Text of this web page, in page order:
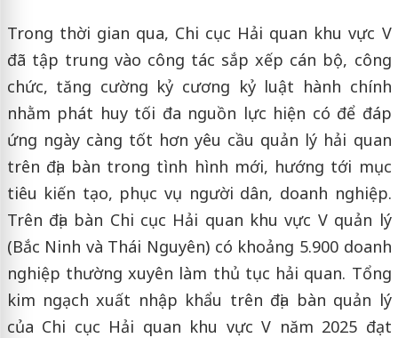
Trong thời gian qua, Chi cục Hải quan khu vực V
đã tập trung vào công tác sắp xếp cán bộ, công
chức, tăng cường kỷ cương kỷ luật hành chính
nhằm phát huy tối đa nguồn lực hiện có để đáp
ứng ngày càng tốt hơn yêu cầu quản lý hải quan
trên địa bàn trong tình hình mới, hướng tới mục
tiêu kiến tạo, phục vụ người dân, doanh nghiệp.
Trên địa bàn Chi cục Hải quan khu vực V quản lý
(Bắc Ninh và Thái Nguyên) có khoảng 5.900 doanh
nghiệp thường xuyên làm thủ tục hải quan. Tổng
kim ngạch xuất nhập khẩu trên địa bàn quản lý
của Chi cục Hải quan khu vực V năm 2025 đạt